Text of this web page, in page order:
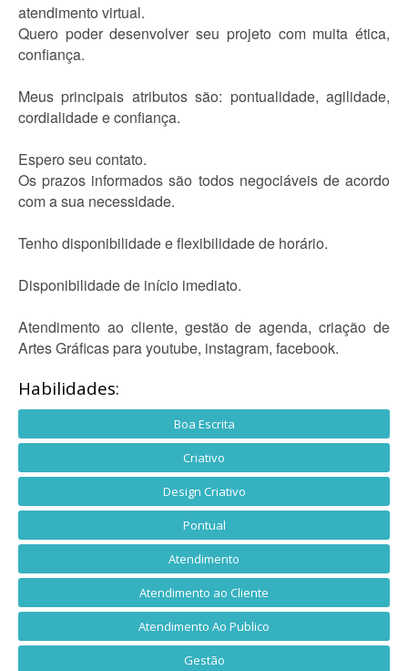
atendimento virtual.
Quero poder desenvolver seu projeto com muita ética,
confiança.
Meus principais atributos são: pontualidade, agilidade,
cordialidade e confiança.
Espero seu contato.
Os prazos informados são todos negociáveis de acordo
com a sua necessidade.
Tenho disponibilidade e flexibilidade de horário.
Disponibilidade de início imediato.
Atendimento ao cliente, gestão de agenda, criação de
Artes Gráficas para youtube, instagram, facebook.
Habilidades:
Boa Escrita
Criativo
Design Criativo
Pontual
Atendimento
Atendimento ao Cliente
Atendimento Ao Publico
Gestão